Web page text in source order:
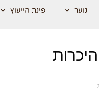
נוער פינת הייעוץ